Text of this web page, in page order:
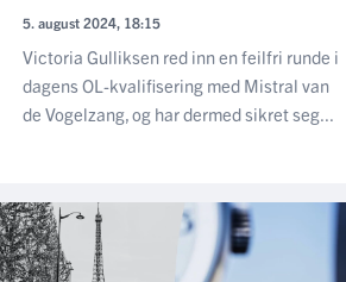
5. august 2024, 18:15
Victoria Gulliksen red inn en feilfri runde i
dagens OL-kvalifisering med Mistral van
de Vogelzang, og har dermed sikret seg...